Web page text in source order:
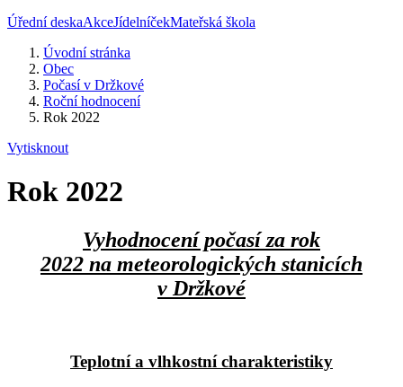
Úřední deskaAkceJídelníčekMateřská škola
Úvodní stránka
Obec
Počasí v Držkové
Roční hodnocení
Rok 2022
Vytisknout
Rok 2022
Vyhodnocení počasí za rok
2022 na meteorologických stanicích
v Držkové
Teplotní a vlhkostní charakteristiky